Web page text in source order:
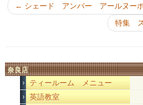
← シェード アンバー アールヌー
特集
奈良店
ティールーム メニュー
英語教室